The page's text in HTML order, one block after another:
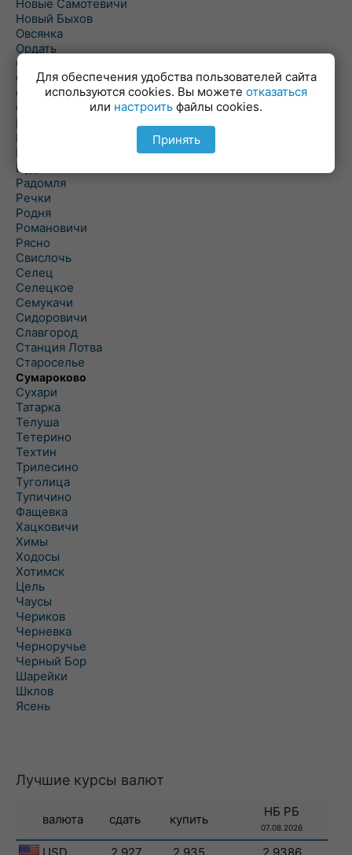
Новые Самотевичи
Новый Быхов
Овсянка
Ордать
Ореховка
Осиновка
Осиповичи
Осово
Павловичи
Паршино
Петуховка
Пудовня
Радомля
Речки
Родня
Романовичи
Рясно
Свислочь
Селец
Селецкое
Семукачи
Сидоровичи
Славгород
Станция Лотва
Староселье
Сумароково
Сухари
Татарка
Телуша
Тетерино
Техтин
Трилесино
Туголица
Тупичино
Фащевка
Хацковичи
Химы
Ходосы
Хотимск
Цель
Чаусы
Чериков
Черневка
Черноручье
Черный Бор
Шарейки
Шклов
Ясень
Лучшие курсы валют
валюта сдать купить
НБ РБ
07.08.2026
Для обеспечения удобства пользователей сайта
используются cookies. Вы можете отказаться
или настроить файлы cookies.
Принять